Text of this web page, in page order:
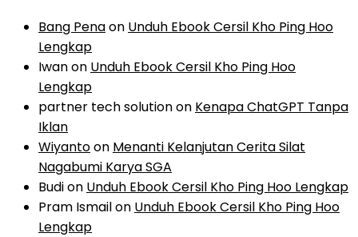
Bang Penaon Unduh Ebook Cersil Kho Ping Hoo
Lengkap
Iwanon Unduh Ebook Cersil Kho Ping Hoo
Lengkap
partner tech solutionon Kenapa ChatGPT Tanpa
Iklan
Wiyantoon Menanti Kelanjutan Cerita Silat
Nagabumi Karya SGA
Budion Unduh Ebook Cersil Kho Ping Hoo Lengkap
Pram Ismailon Unduh Ebook Cersil Kho Ping Hoo
Lengkap